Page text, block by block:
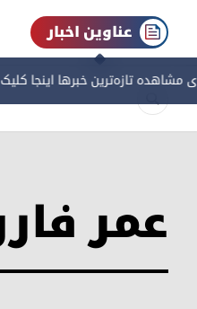
عناوین اخبار
مشاهده‌ تازه‌ترین خبرها اینجا
عمر